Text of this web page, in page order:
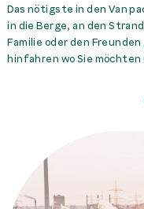
Das nötigste in den Van
in die Berge, an den
Familie oder den
hinfahren wo Sie